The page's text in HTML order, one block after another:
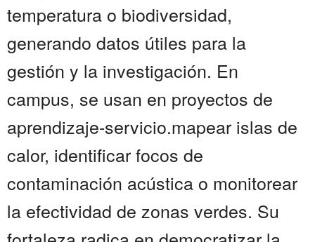
temperatura o biodiversidad,
generando datos útiles para la
gestión y la investigación. En
campus, se usan en proyectos de
aprendizaje-servicio.mapear islas de
calor, identificar focos de
contaminación acústica o monitorear
la efectividad de zonas verdes. Su